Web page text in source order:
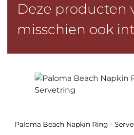
Deze producten
misschien ook
Paloma Beach Napkin Ring -